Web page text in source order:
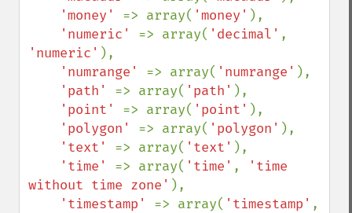
'money' => array( 'money' ),
'numeric' => array( 'decimal'
'numeric' ),
'numrange' => array( 'numrange' ),
'path' => array( 'path' ),
'point' => array( 'point' ),
'polygon' => array( 'polygon' ),
'text' => array( 'text' ),
'time' => array( 'time' ,
'time
without time zone' ),
'timestamp' => array( 'timestamp'